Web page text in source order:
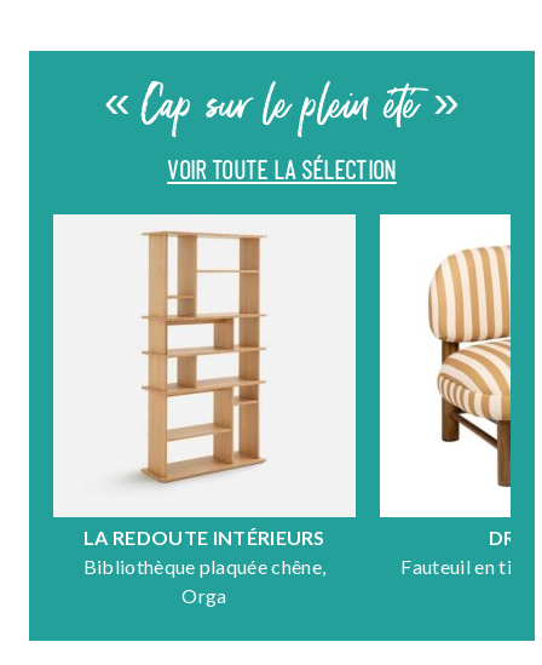
« Cap sur le plein été »
VOIR TOUTE LA SÉLECTION
LA REDOUTE INTÉRIEURS
Bibliothèque plaquée chêne,
Orga
Fauteuil en